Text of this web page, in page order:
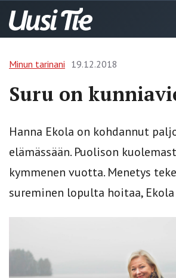
Minun tarinani 19.12.2018
Suru on
Hanna Ekola on kohdannut
elämässään. Puolison
kymmenen vuotta. Menetys
sureminen lopulta hoitaa, Ekola